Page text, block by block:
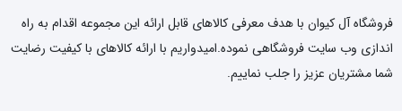
فروشگاه آل کیوان با هدف معرفی کالاهای قابل ارائه این مجموعه اقدام به راه
اندازی وب سایت فروشگاهی نموده.امیدواریم با ارائه کالاهای با کیفیت رضایت
شما مشتریان عزیز را جلب نماییم.